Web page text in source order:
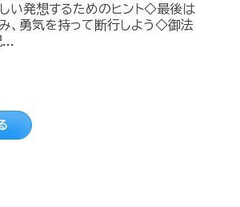
しい発想するためのヒント◇最後は
み、勇気を持って断行しよう◇御法
...